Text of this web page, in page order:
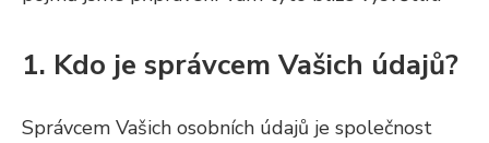
1. Kdo je správcem Vašich údajů?
Správcem Vašich osobních údajů je společnost